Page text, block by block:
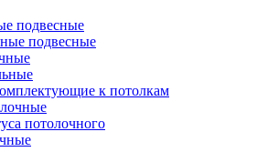
подвесные
подвесные
к потолкам
потолочного